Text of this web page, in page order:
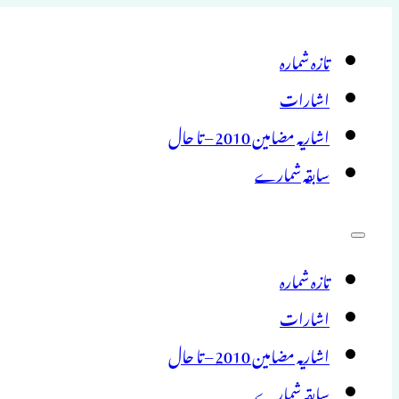
تازہ شمارہ
اشارات
اشاریہ مضامین 2010 – تا حال
سابقہ شمارے
تازہ شمارہ
اشارات
اشاریہ مضامین 2010 – تا حال
سابقہ شمارے